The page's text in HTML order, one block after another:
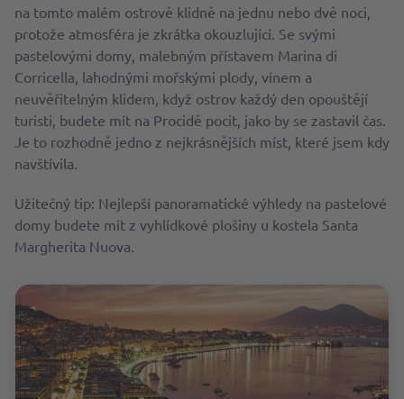
na tomto malém ostrově klidně na jednu nebo dvě noci,
protože atmosféra je zkrátka okouzlující. Se svými
pastelovými domy, malebným přístavem Marina di
Corricella, lahodnými mořskými plody, vínem a
neuvěřitelným klidem, když ostrov každý den opouštějí
turisti, budete mít na Procidě pocit, jako by se zastavil čas.
Je to rozhodně jedno z nejkrásnějších míst, které jsem kdy
navštívila.
Užitečný tip: Nejlepší panoramatické výhledy na pastelové
domy budete mít z vyhlídkové plošiny u kostela Santa
Margherita Nuova.